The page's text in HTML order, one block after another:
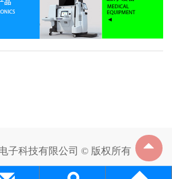
子科技有限公司 © 版权所有